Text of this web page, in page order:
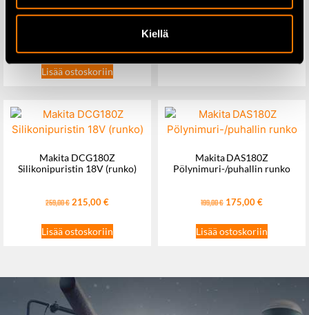
Kiellä
Akkuporakone 40V, akut
2×2,5Ah ja laturi
Lisää ostoskoriin
Lisää ostoskoriin
Makita DCG180Z
Silikonipuristin 18V (runko)
259,00€215,00€
Lisää ostoskoriin
Makita DAS180Z
Pölynimuri-/puhallin runko
199,00€ 175,00€
Lisää ostoskoriin